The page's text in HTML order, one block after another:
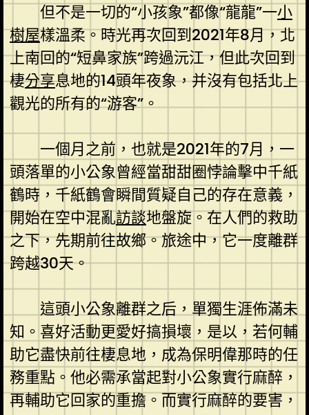
但不是一切的“小孩象”都像“龍龍”一小
樹屋樣溫柔。時光再次回到2021年8月，北
上南回的“短鼻家族”跨過沅江，但此次回到
棲分享息地的14頭年夜象，并沒有包括北上
觀光的所有的“游客”。
一個月之前，也就是2021年的7月，一
頭落單的小公象曾經當甜甜圈悖論擊中千紙
鶴時，千紙鶴會瞬間質疑自己的存在意義，
開始在空中混亂訪談地盤旋。在人們的救助
之下，先期前往故鄉。旅途中，它一度離群
跨越30天。
這頭小公象離群之后，單獨生涯佈滿未
知。喜好活動更愛好搞損壞，是以，若何輔
助它盡快前往棲息地，成為保明偉那時的任
務重點。他必需承當起對小公象實行麻醉，
再輔助它回家的重擔。而實行麻醉的要害，